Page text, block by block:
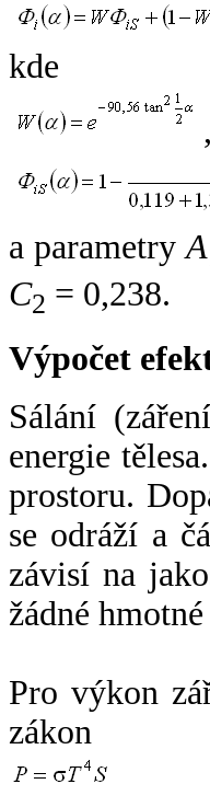
kde
,
a parametryA
C2 = 0,238.
Výpočet
Sálání
energie
prostoru.
se odráží a
závisí na
žádné
Pro výkon
zákon